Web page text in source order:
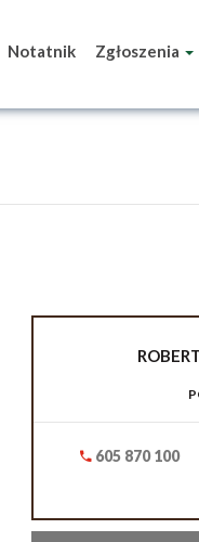
Notatnik Zgłoszenia
605 870 100